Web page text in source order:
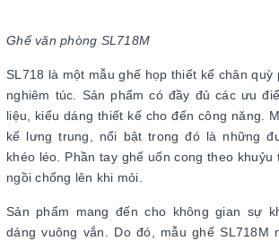
Ghế văn phòng SL718M
SL718 là một mẫu ghế họp thiết kế chân quỳ
nghiêm túc. Sản phẩm có đầy đủ các ưu
liệu, kiểu dáng thiết kế cho đến công năng.
kế lưng trung, nổi bật trong đó là những
khéo léo. Phần tay ghế uốn cong theo
ngồi chống lên khi mỏi.
Sản phẩm mang đến cho không gian sự
dáng vuông vắn. Do đó, mẫu ghế SL718M